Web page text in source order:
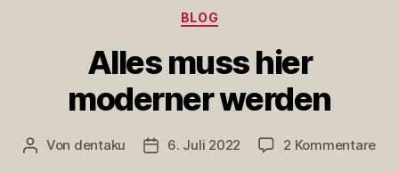
Kategorien
BLOG
Alles muss hier
moderner werden
Beitragsautor
Von dentaku Veröffentlichungsdatum
6. Juli 2022 2 Kommentarezu